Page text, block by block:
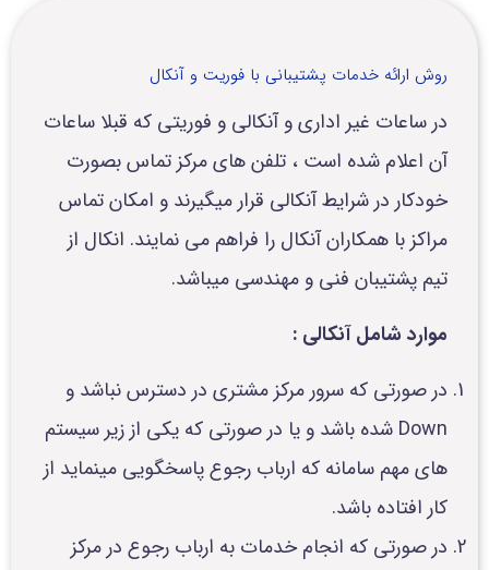
روش ارائه خدمات پشتیبانی با فوریت و آنکال
در ساعات غیر اداری و آنکالی و فوریتی که قبلا ساعات
آن اعلام شده است ، تلفن های مرکز تماس بصورت
خودکار در شرایط آنکالی قرار میگیرند و امکان تماس
مراکز با همکاران آنکال را فراهم می نمایند. انکال از
تیم پشتیبان فنی و مهندسی میباشد.
موارد شامل آنکالی :
در صورتی که سرور مرکز مشتری در دسترس نباشد و
Down شده باشد و یا در صورتی که یکی از زیر سیستم
های مهم سامانه که ارباب رجوع پاسخگویی مینماید از
کار افتاده باشد.
در صورتی که انجام خدمات به ارباب رجوع در مرکز